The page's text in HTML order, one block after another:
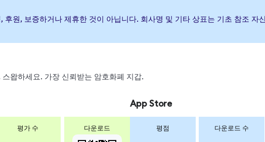
원, 보증하거나 제휴한 것이 아닙니다. 회사명 및 기타 상표는 기초 참조 자
왑하세요. 가장 신뢰받는 암호화폐 지갑.
평가 수 다운로드
App Store
평점 다운로드 수